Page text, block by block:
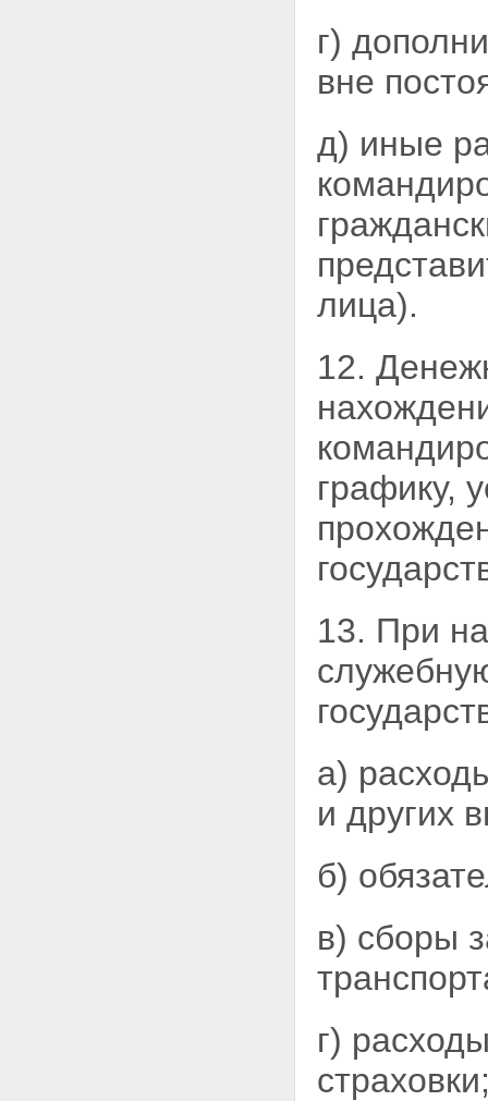
г)
вне
д) иные
лица).
12.
графику,
13. При
а)
и других
б)
в) сборы
г)